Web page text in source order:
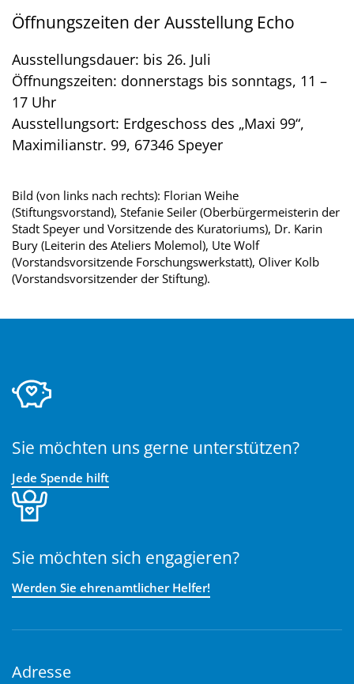
Öffnungszeiten der Ausstellung Echo
Ausstellungsdauer: bis 26. Juli
Öffnungszeiten: donnerstags bis sonntags, 11 –
17 Uhr
Ausstellungsort: Erdgeschoss des „Maxi 99“,
Maximilianstr. 99, 67346 Speyer
Bild (von links nach rechts): Florian Weihe
(Stiftungsvorstand), Stefanie Seiler (Oberbürgermeisterin der
Stadt Speyer und Vorsitzende des Kuratoriums), Dr. Karin
Bury (Leiterin des Ateliers Molemol), Ute Wolf
(Vorstandsvorsitzende Forschungswerkstatt), Oliver Kolb
(Vorstandsvorsitzender der Stiftung).
Sie möchten uns gerne unterstützen?
Jede Spende hilft
Sie möchten sich engagieren?
Werden Sie ehrenamtlicher Helfer!
Adresse